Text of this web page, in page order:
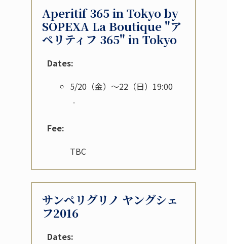
Aperitif 365 in Tokyo by
SOPEXA La Boutique "ア
ペリティフ 365" in Tokyo
Dates:
5/20（金）～22（日）19:00
‐
Fee:
TBC
サンペリグリノ ヤングシェ
フ2016
Dates: